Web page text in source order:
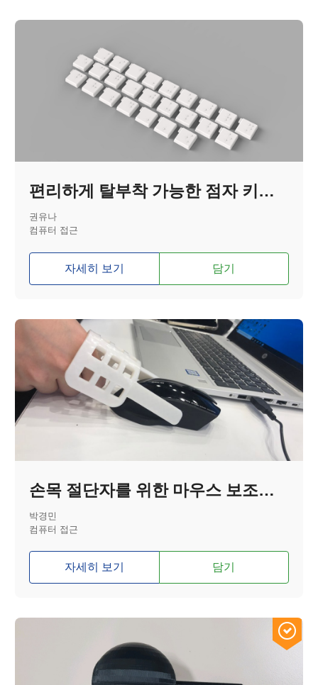
편리하게 탈부착 가능한 점자 키보드
권유나
컴퓨터 접근
자세히 보기 담기
손목 절단자를 위한 마우스 보조기기
박경민
컴퓨터 접근
자세히 보기 담기